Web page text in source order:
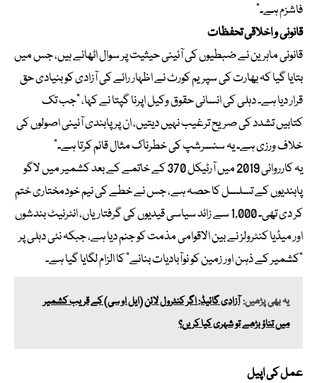
فاشزم ہے۔”
قانونی و اخلاقی تحفظات
قانونی ماہرین نے ضبطیوں کی آئینی حیثیت پر سوال اٹھائے ہیں، جس میں
بتایا گیا کہ بھارت کی سپریم کورٹ نے اظہار رائے کی آزادی کو بنیادی حق
قرار دیا ہے۔ دہلی کی انسانی حقوق وکیل اپرنا گپتا نے کہا، “جب تک
کتابیں تشدد کی صریح ترغیب نہیں دیتیں، ان پر پابندی آئینی اصولوں کی
خلاف ورزی ہے۔ یہ سنسرشپ کی خطرناک مثال قائم کرتا ہے۔”
یہ کارروائی 2019 میں آرٹیکل 370 کے خاتمے کے بعد کشمیر میں لاگو
پابندیوں کے تسلسل کا حصہ ہے، جس نے خطے کی نیم خودمختاری ختم
کر دی تھی۔ 1,000 سے زائد سیاسی قیدیوں کی گرفتاریاں، انٹرنیٹ بندشوں
اور میڈیا کنٹرولز نے بین الاقوامی مذمت کو جنم دیا ہے، جبکہ نئی دہلی پر
“کشمیر کے ذہن اور زمین کو نوآبادیات بنانے” کا الزام لگایا گیا ہے۔
یہ بھی پڑھیں:آزادی گائیڈ: اگر کنٹرول لائن (ایل او سی) کے قریب کشمیر
میں تناؤ بڑھے تو شہری کیا کریں؟
عمل کی اپیل